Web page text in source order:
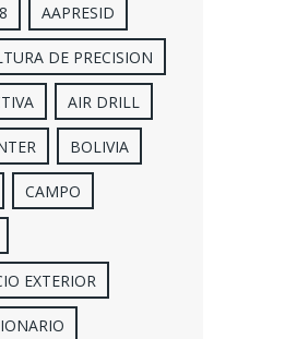
AAPRESID
DE PRECISION
AIR DRILL
BOLIVIA
CAMPO
EXTERIOR